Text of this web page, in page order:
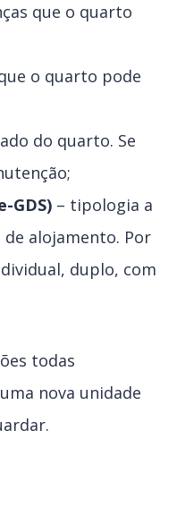
que o quarto
o quarto pode
do quarto. Se
GDS) – tipologia a
alojamento. Por
duplo, com
todas
nova unidade